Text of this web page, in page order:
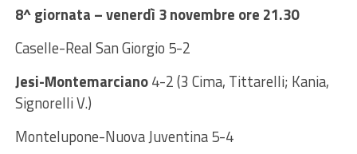
8^ giornata – venerdì 3 novembre ore 21.30
Caselle-Real San Giorgio 5-2
Jesi-Montemarciano4-2 (3 Cima, Tittarelli; Kania,
Signorelli V.)
Montelupone-Nuova Juventina 5-4